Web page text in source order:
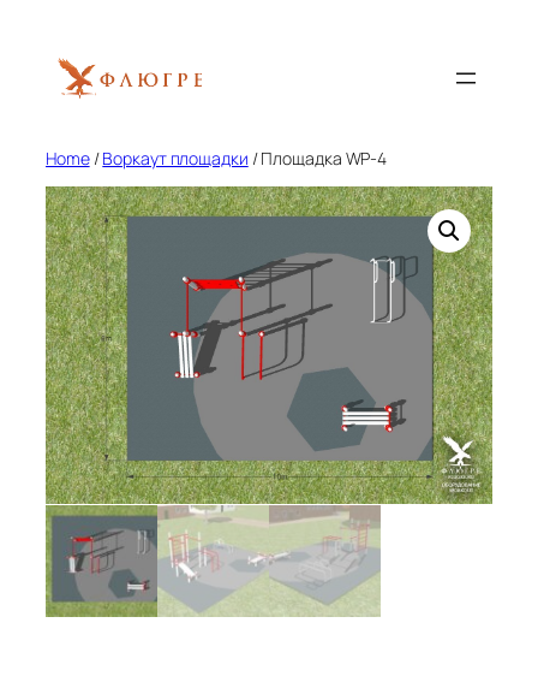
content
Home/Воркаут площадки / Площадка WP-4